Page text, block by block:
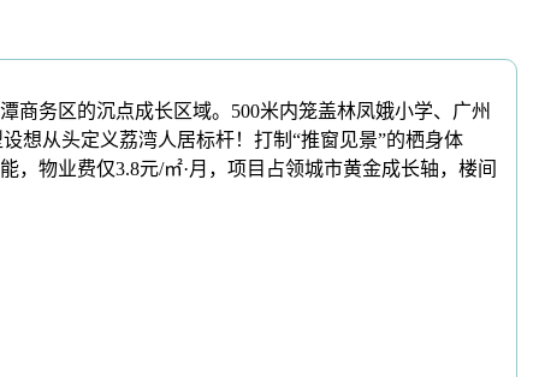
务区的沉点成长区域。500米内笼盖林凤娥小学、广州
想从头定义荔湾人居标杆！打制“推窗见景”的栖身体
物业费仅3.8元/㎡·月，项目占领城市黄金成长轴，楼间